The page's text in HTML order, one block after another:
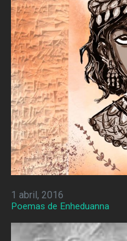
1 abril, 2016
Poemas de Enheduanna